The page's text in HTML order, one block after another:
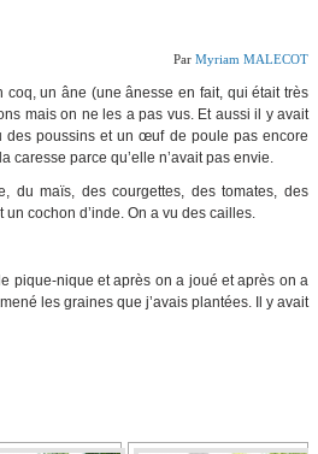
Par Myriam MALECOT
un âne (une ânesse en fait, qui était très
mais on ne les a pas vus. Et aussi il y avait
des poussins et un œuf de poule pas encore
caresse parce qu’elle n’avait pas envie.
maïs, des courgettes, des tomates, des
cochon d’inde. On a vu des cailles.
pique-nique et après on a joué et après on a
les graines que j’avais plantées. Il y avait